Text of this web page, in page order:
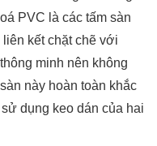
PVC là các tấm sàn
kết chặt chẽ với
minh nên không
này hoàn toàn khắc
dụng keo dán của hai